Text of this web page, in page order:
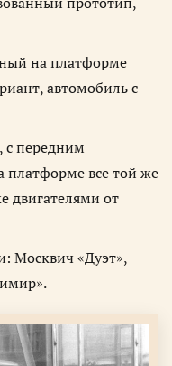
на платформе
автомобиль с
с передним
все той же
двигателями от
Москвич «Дуэт»,